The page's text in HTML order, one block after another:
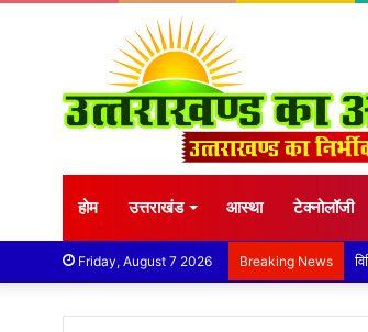
होम उत्तराखंड आस्था टेक्नोलॉजी
Friday, August 7 2026 Breaking News